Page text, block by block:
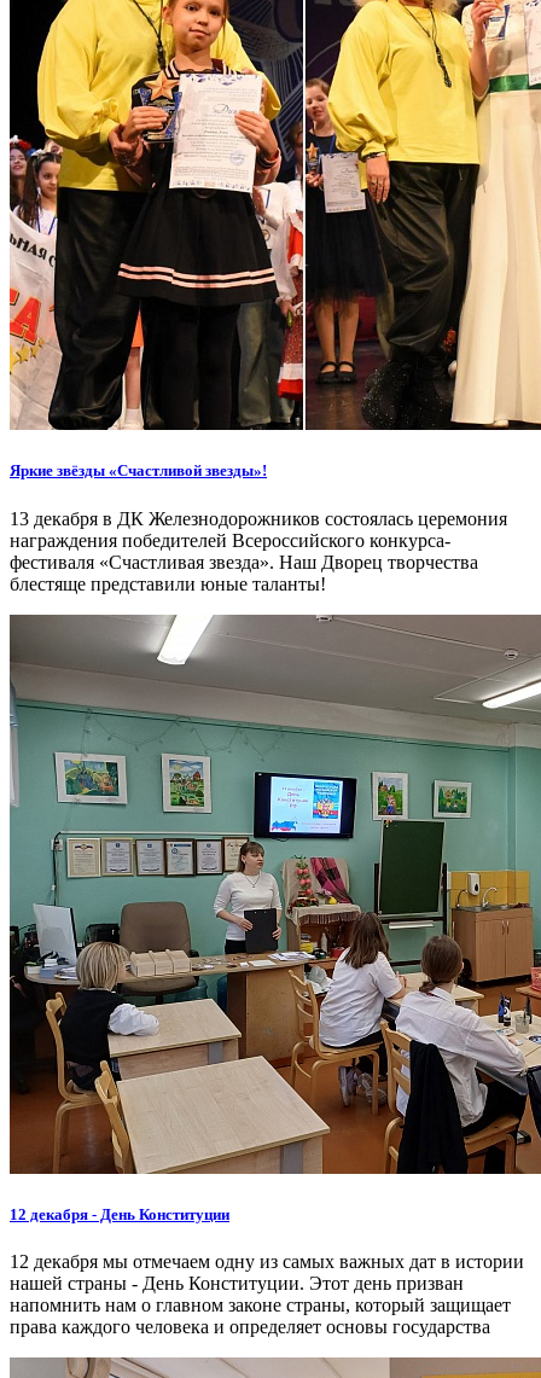
Яркие звёзды «Счастливой звезды»!
13 декабря в ДК Железнодорожников состоялась церемония
награждения победителей Всероссийского конкурса-
фестиваля «Счастливая звезда». Наш Дворец творчества
блестяще представили юные таланты!
12 декабря - День Конституции
12 декабря мы отмечаем одну из самых важных дат в истории
нашей страны - День Конституции. Этот день призван
напомнить нам о главном законе страны, который защищает
права каждого человека и определяет основы государства